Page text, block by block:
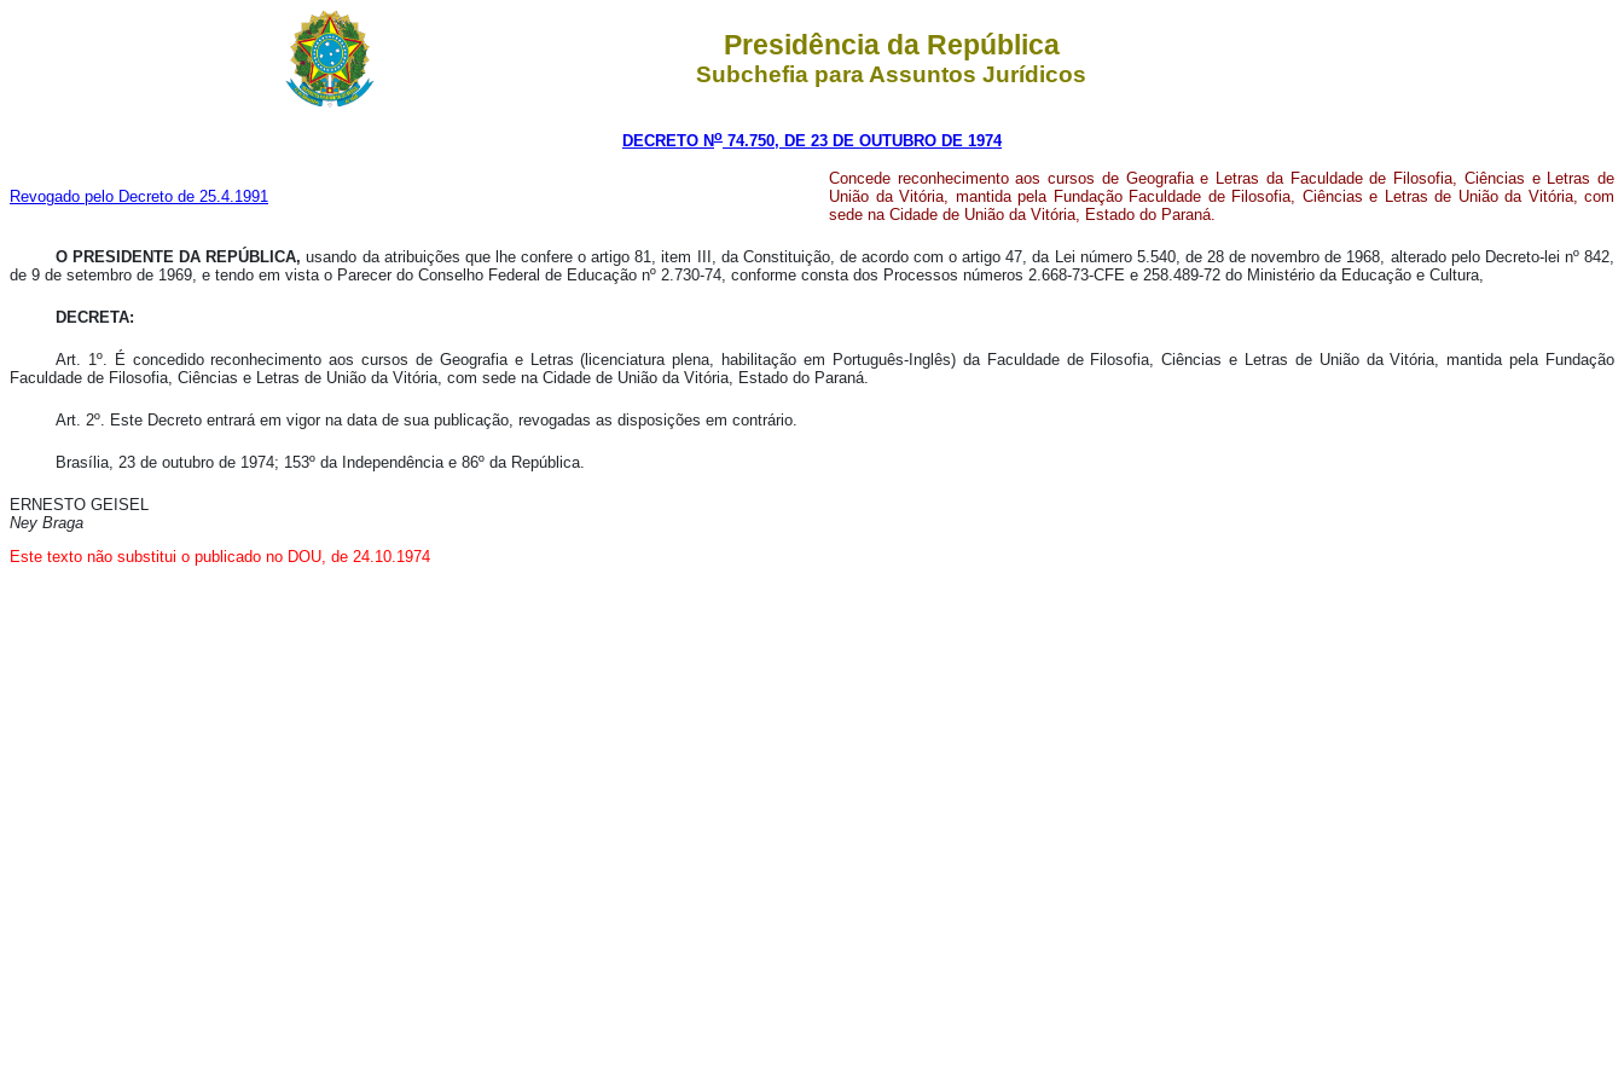
Presidência da República
Subchefia para Assuntos Jurídicos
DECRETO No 74.750, DE 23 DE OUTUBRO DE 1974
Revogado pelo Decreto de 25.4.1991
Concede reconhecimento aos cursos de Geografia e Letras da Faculdade de Filosofia, Ciências e Letras de
União da Vitória, mantida pela Fundação Faculdade de Filosofia, Ciências e Letras de União da Vitória, com
sede na Cidade de União da Vitória, Estado do Paraná.
O PRESIDENTE DA REPÚBLICA, usando da atribuições que lhe confere o artigo 81, item III, da Constituição, de acordo com o artigo 47, da Lei número 5.540, de 28 de novembro de 1968, alterado pelo Decreto-lei nº 842,
de 9 de setembro de 1969, e tendo em vista o Parecer do Conselho Federal de Educação nº 2.730-74, conforme consta dos Processos números 2.668-73-CFE e 258.489-72 do Ministério da Educação e Cultura,
DECRETA:
Art. 1º. É concedido reconhecimento aos cursos de Geografia e Letras (licenciatura plena, habilitação em Português-Inglês) da Faculdade de Filosofia, Ciências e Letras de União da Vitória, mantida pela Fundação
Faculdade de Filosofia, Ciências e Letras de União da Vitória, com sede na Cidade de União da Vitória, Estado do Paraná.
Art. 2º. Este Decreto entrará em vigor na data de sua publicação, revogadas as disposições em contrário.
Brasília, 23 de outubro de 1974; 153º da Independência e 86º da República.
ERNESTO GEISEL
Ney Braga
Este texto não substitui o publicado no DOU, de 24.10.1974